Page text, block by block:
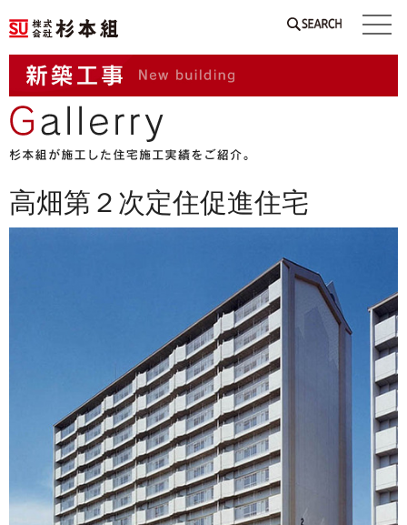
SEARCH
高畑第２次定住促進住宅